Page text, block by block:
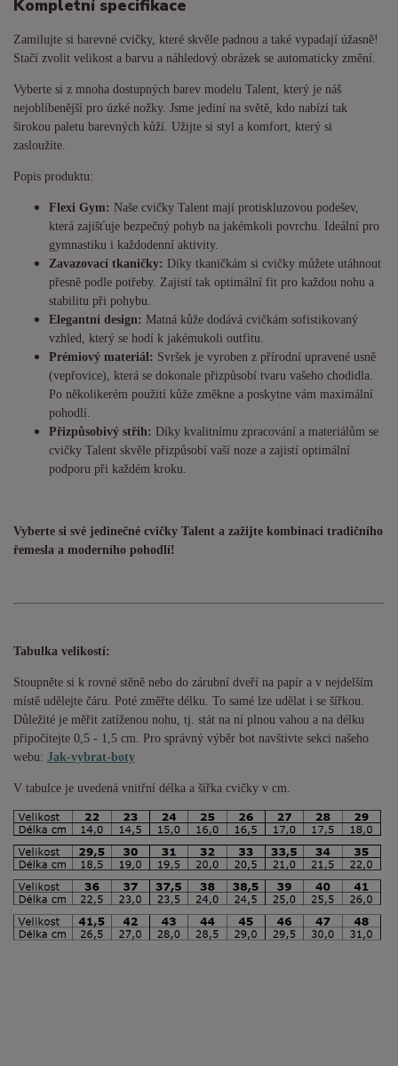
Kompletní specifikace
Zamilujte si barevné cvičky, které skvěle padnou a také vypadají úžasně!
Stačí zvolit velikost a barvu a náhledový obrázek se automaticky změní.
Vyberte si z mnoha dostupných barev modelu Talent, který je náš
nejoblíbenější pro úzké nožky. Jsme jediní na světě, kdo nabízí tak
širokou paletu barevných kůží. Užijte si styl a komfort, který si
zasloužíte.
Popis produktu:
Flexi Gym: Naše cvičky Talent mají protiskluzovou podešev,
která zajišťuje bezpečný pohyb na jakémkoli povrchu. Ideální pro
gymnastiku i každodenní aktivity.
Zavazovací tkaničky: Díky tkaničkám si cvičky můžete utáhnout
přesně podle potřeby. Zajistí tak optimální fit pro každou nohu a
stabilitu při pohybu.
Elegantní design: Matná kůže dodává cvičkám sofistikovaný
vzhled, který se hodí k jakémukoli outfitu.
Prémiový materiál: Svršek je vyroben z přírodní upravené usně
(vepřovice), která se dokonale přizpůsobí tvaru vašeho chodidla.
Po několikerém použití kůže změkne a poskytne vám maximální
pohodlí.
Přizpůsobivý střih: Díky kvalitnímu zpracování a materiálům se
cvičky Talent skvěle přizpůsobí vaší noze a zajistí optimální
podporu při každém kroku.
Vyberte si své jedinečné cvičky Talent a zažijte kombinaci tradičního
řemesla a moderního pohodlí!
Tabulka velikostí:
Stoupněte si k rovné stěně nebo do zárubní dveří na papír a v nejdelším
místě udělejte čáru. Poté změřte délku. To samé lze udělat i se šířkou.
Důležité je měřit zatíženou nohu, tj. stát na ní plnou vahou a na délku
připočítejte 0,5 - 1,5 cm. Pro správný výběr bot navštivte sekci našeho
webu: Jak-vybrat-boty
V tabulce je uvedená vnitřní délka a šířka cvičky v cm.